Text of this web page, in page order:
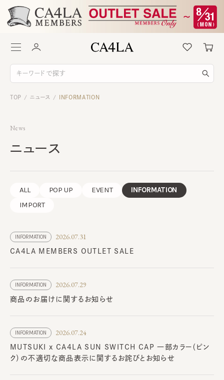
TOP / ニュース / INFORMATION
News
ニュース
ALL POP UP EVENT
INFORMATION
IMPORT
INFORMATION 2026.07.31
CA4LA MEMBERS OUTLET SALE
INFORMATION 2026.07.29
商品のお届けに関するお知らせ
INFORMATION 2026.07.24
MUTSUKI x CA4LA SUN SWITCH CAP 一部カラー（ピン
ク）の不適切な商品表示に関するお詫びとお知らせ